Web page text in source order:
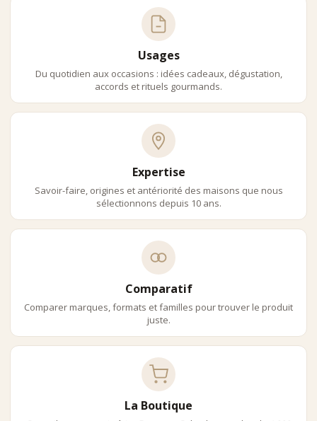
Usages
Du quotidien aux occasions : idées cadeaux, dégustation,
accords et rituels gourmands.
Expertise
Savoir-faire, origines et antériorité des maisons que nous
sélectionnons depuis 10 ans.
Comparatif
Comparer marques, formats et familles pour trouver le produit
juste.
La Boutique